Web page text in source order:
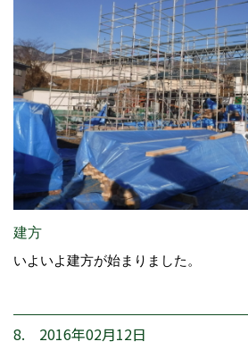
建方
いよいよ建方が始まりました。
8. 2016年02月12日